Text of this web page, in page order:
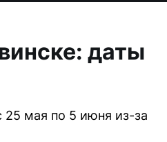
даты
25 мая по 5 июня из-за